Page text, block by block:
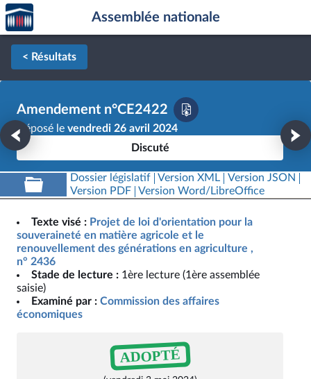
Aller au contenu
Aller en bas de la page
Accèder
à la
page
d'accueil
Assemblée nationale
< Résultats
Amendement n°CE2422
Déposé le vendredi 26 avril 2024
Discuté
Dossier législatif Version XML
Version JSON
Version PDF
Version Word/LibreOffice
Texte visé : Projet de loi d'orientation pour la
souveraineté en matière agricole et le
renouvellement des générations en agriculture ,
n° 2436
Stade de lecture : 1ère lecture (1ère assemblée
saisie)
Examiné par : Commission des affaires
économiques
ADOPTÉ